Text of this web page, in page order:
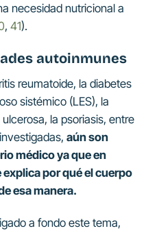
necesidad nutricional a
, 41).
autoinmunes
reumatoide, la diabetes
sistémico (LES), la
la psoriasis, entre
aún son
médico ya que en
por qué el cuerpo
esa manera.
a fondo este tema,